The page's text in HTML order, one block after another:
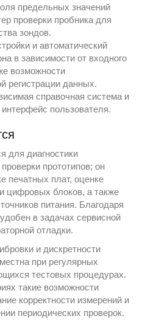
предельных значений
проверки пробника для
зондов.
и автоматический
в зависимости от входного
возможности
регистрации данных.
справочная система и
пользователя.
для диагностики
прототипов; он
печатных плат, оценке
цифровых блоков, а также
питания. Благодаря
в задачах сервисной
отладки.
и дискретности
при регулярных
тестовых процедурах.
такие возможности
корректности измерений и
периодических проверок.